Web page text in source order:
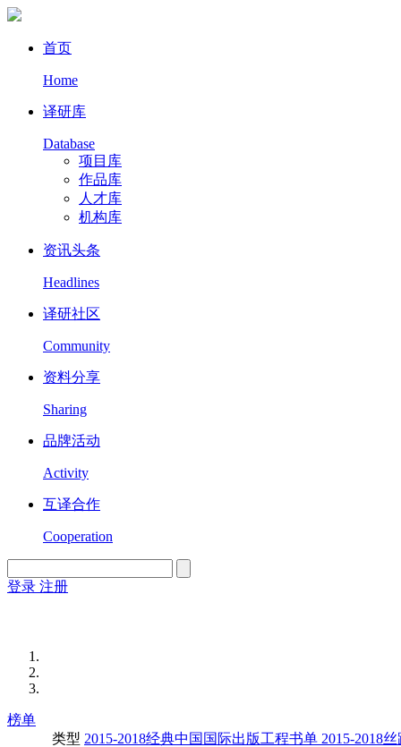
首页
Home
译研库
Database
项目库
作品库
人才库
机构库
资讯头条
Headlines
译研社区
Community
资料分享
Sharing
品牌活动
Activity
互译合作
Cooperation
登录 注册
榜单
类型 2015-2018经典中国国际出版工程书单 2015-2018